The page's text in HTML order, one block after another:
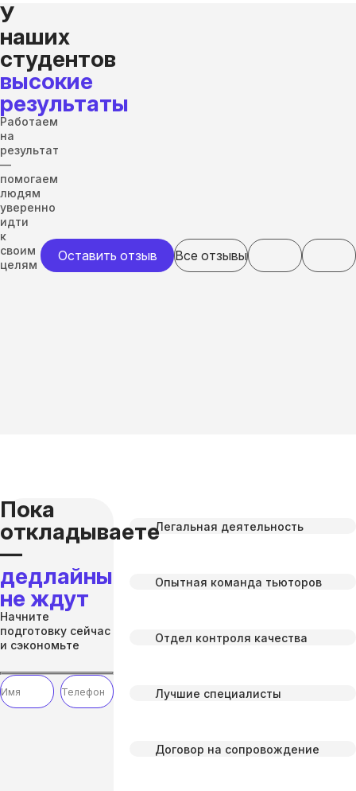
У
наших
студентов
высокие
результаты
Работаем
на
результат
—
помогаем
людям
уверенно
идти
к
своим
целям
Оставить отзыв Все отзывы
Пока
откладываете
—
дедлайны
не ждут
Начните
подготовку сейчас
и сэкономьте
Легальная деятельность
Опытная команда тьюторов
Отдел контроля качества
Лучшие специалисты
Договор на сопровождение